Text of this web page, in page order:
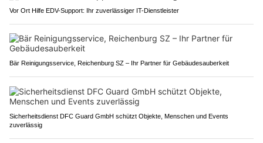
Vor Ort Hilfe EDV-Support: Ihr zuverlässiger IT-Dienstleister
Bär Reinigungsservice, Reichenburg SZ – Ihr Partner für Gebäudesauberkeit
Sicherheitsdienst DFC Guard GmbH schützt Objekte, Menschen und Events
zuverlässig